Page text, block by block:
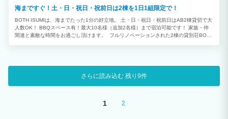
海まですぐ！土・日・祝日・祝前日は2棟を1日1組限定で！
BOTH ISUMIは、海までたった1分の好立地。 土・日・祝日・祝前日はAB2棟貸切で大
人数OK！ BBQスペース有！最大10名様（追加2名様）まで宿泊可能です！ 家族・仲
間達と素敵な時間をお過ごし頂けます。 フルリノベーションされた2棟の貸別荘BOTH
さらに読み込む 残り9件
1 2